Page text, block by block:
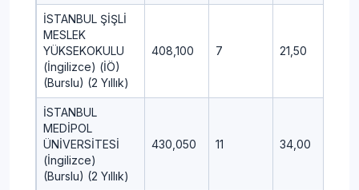
İSTANBUL ŞİŞLİ
MESLEK
YÜKSEKOKULU
(İngilizce) (İÖ)
(Burslu) (2 Yıllık)
408,100 7 21,50
İSTANBUL
MEDİPOL
ÜNİVERSİTESİ
(İngilizce)
(Burslu) (2 Yıllık)
430,050 11 34,00